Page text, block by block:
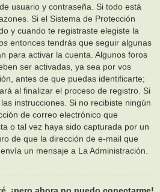
usuario y contraseña. Si todo está
Si el Sistema de Protección
y cuando te registraste elegiste la
entonces tendrás que seguir algunas
para activar la cuenta. Algunos foros
ser activadas, ya sea por vos
antes de que puedas identificarte;
al finalizar el proceso de registro. Si
instrucciones. Si no recibiste ningún
de correo electrónico que
o tal vez haya sido capturada por un
de que la dirección de e-mail que
un mensaje a La Administración.